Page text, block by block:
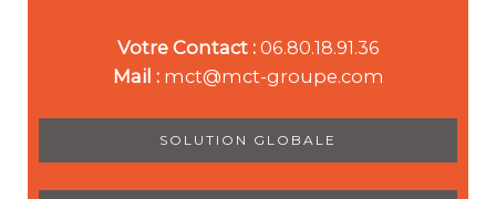
Votre Contact : 06.80.18.91.36
Mail : mct@mct-groupe.com
SOLUTION GLOBALE